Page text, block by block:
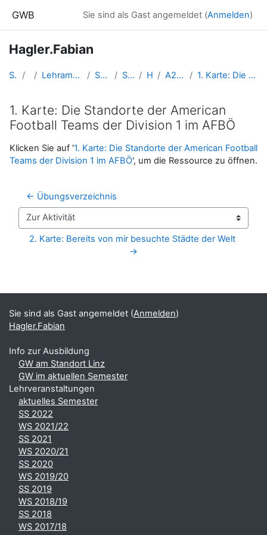
GWB Sie sind als Gast angemeldet (Anmelden)
Hagler.Fabian
Startseite Kurse Lehramtsausbildung GW im Cluster Österreich Mitte Studentische Lernkurse Studienbeginn 2016 Hagler.Fabian A2 - Arbeit mit ArcGIS online 1. Karte: Die Standorte der American Football Teams der Division 1 im AFBÖ
1. Karte: Die Standorte der American
Football Teams der Division 1 im AFBÖ
Abschlussbedingungen
Klicken Sie auf '1. Karte: Die Standorte der American Football
Teams der Division 1 im AFBÖ', um die Ressource zu öffnen.
← Übungsverzeichnis
Zur Aktivität
2. Karte: Bereits von mir besuchte Städte der Welt
→
Ergänzungsblöcke
Sie sind als Gast angemeldet (Anmelden)
Hagler.Fabian
Info zur Ausbildung
GW am Standort Linz
GW im aktuellen Semester
Lehrveranstaltungen
aktuelles Semester
SS 2022
WS 2021/22
SS 2021
WS 2020/21
SS 2020
WS 2019/20
SS 2019
WS 2018/19
SS 2018
WS 2017/18